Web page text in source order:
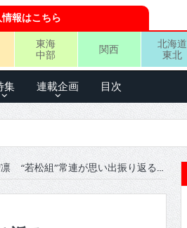
報はこちら
東海
中部
関西
北海道
東北
集 連載企画 目次
“若松組”常連が思い出振り返る…